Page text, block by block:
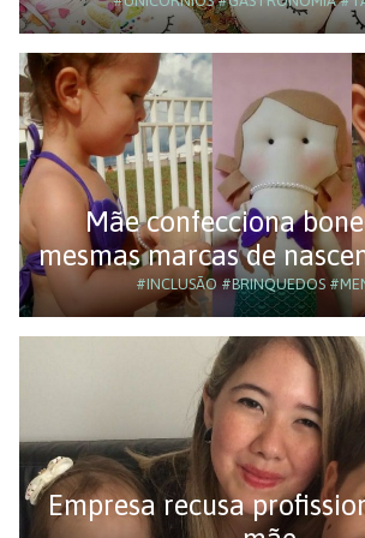
Mãe confecciona
mesmas marcas de
#INCLUSÃO #BRINQUEDOS
Empresa recusa